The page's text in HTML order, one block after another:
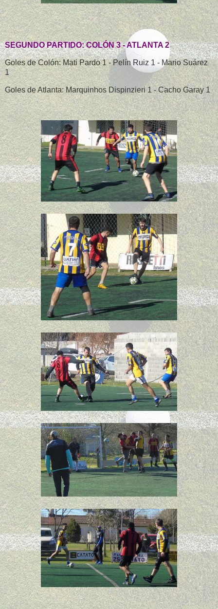
SEGUNDO PARTIDO: COLÓN 3 - ATLANTA 2
Goles de Colón: Mati Pardo 1 - Pelín Ruiz 1 - Mario Suárez
1
Goles de Atlanta: Marquinhos Dispinzieri 1 - Cacho Garay 1